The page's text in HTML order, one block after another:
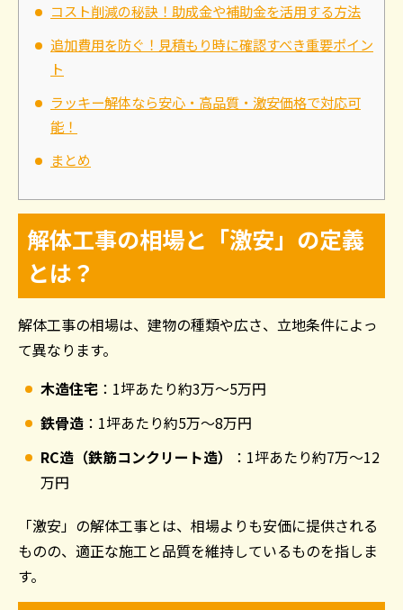
コスト削減の秘訣！助成金や補助金を活用する方法
追加費用を防ぐ！見積もり時に確認すべき重要ポイン
ト
ラッキー解体なら安心・高品質・激安価格で対応可
能！
まとめ
解体工事の相場と「激安」の定義
とは？
解体工事の相場は、建物の種類や広さ、立地条件によっ
て異なります。
木造住宅 ： 1坪あたり約3万〜5万円
鉄骨造 ： 1坪あたり約5万〜8万円
RC造（鉄筋コンクリート造） ： 1坪あたり約7万〜12
万円
「激安」の解体工事とは、相場よりも安価に提供される
ものの、適正な施工と品質を維持しているものを指しま
す。